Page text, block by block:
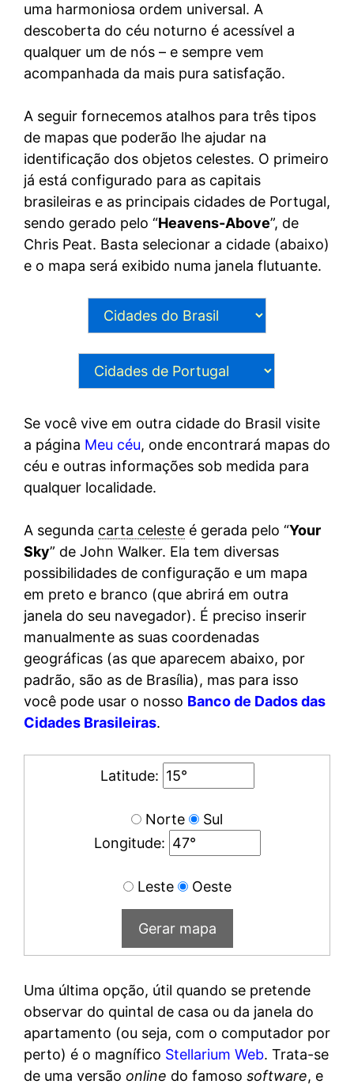
uma harmoniosa ordem universal. A
descoberta do céu noturno é acessível a
qualquer um de nós – e sempre vem
acompanhada da mais pura satisfação.
A seguir fornecemos atalhos para três tipos
de mapas que poderão lhe ajudar na
identificação dos objetos celestes. O primeiro
já está configurado para as capitais
brasileiras e as principais cidades de Portugal,
sendo gerado pelo “Heavens-Above”, de
Chris Peat. Basta selecionar a cidade (abaixo)
e o mapa será exibido numa janela flutuante.
Se você vive em outra cidade do Brasil visite
a página Meu céu, onde encontrará mapas do
céu e outras informações sob medida para
qualquer localidade.
A segunda carta celeste é gerada pelo “Your
Sky” de John Walker. Ela tem diversas
possibilidades de configuração e um mapa
em preto e branco (que abrirá em outra
janela do seu navegador). É preciso inserir
manualmente as suas coordenadas
geográficas (as que aparecem abaixo, por
padrão, são as de Brasília), mas para isso
você pode usar o nosso Banco de Dados das
Cidades Brasileiras.
Latitude:
Norte
Sul
Longitude:
Leste Oeste
Uma última opção, útil quando se pretende
observar do quintal de casa ou da janela do
apartamento (ou seja, com o computador por
perto) é o magnífico Stellarium Web. Trata-se
de uma versão online do famoso software, e